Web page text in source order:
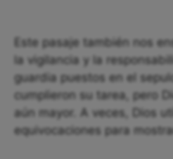
Este pasaje también nos
la vigilancia y la
guardia puestos en el
cumplieron su tarea, pero
aún mayor. A veces, Dios
equivocaciones para